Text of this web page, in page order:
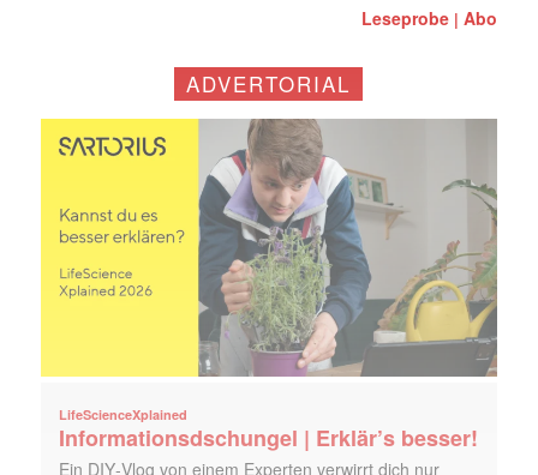
Leseprobe |Abo
ADVERTORIAL
LifeScienceXplained
Informationsdschungel | Erklär’s besser!
Ein DIY‑Vlog von einem Experten verwirrt dich nur